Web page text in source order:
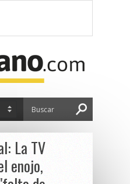
La TV
enojo,